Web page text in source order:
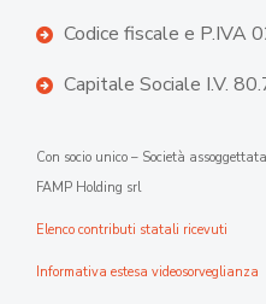
Codice fiscale e P.IVA
Capitale Sociale I.V.
Con socio unico – Società
FAMP Holding srl
Elenco contributi statali ricevuti
Informativa estesa videosorveglianza